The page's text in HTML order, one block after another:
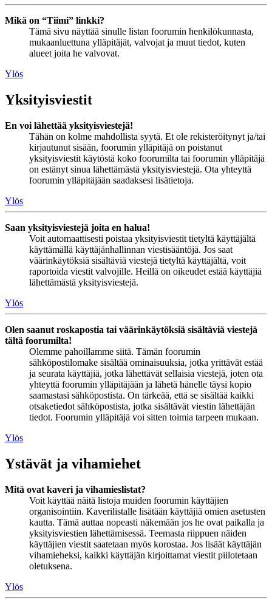
Mikä on “Tiimi” linkki?
Tämä sivu näyttää sinulle listan foorumin henkilökunnasta,
mukaanluettuna ylläpitäjät, valvojat ja muut tiedot, kuten
alueet joita he valvovat.
Ylös
Yksityisviestit
En voi lähettää yksityisviestejä!
Tähän on kolme mahdollista syytä. Et ole rekisteröitynyt ja/tai
kirjautunut sisään, foorumin ylläpitäjä on poistanut
yksityisviestit käytöstä koko foorumilta tai foorumin ylläpitäjä
on estänyt sinua lähettämästä yksityisviestejä. Ota yhteyttä
foorumin ylläpitäjään saadaksesi lisätietoja.
Ylös
Saan yksityisviestejä joita en halua!
Voit automaattisesti poistaa yksityisviestit tietyltä käyttäjältä
käyttämällä käyttäjänhallinnan viestisääntöjä. Jos saat
väärinkäytöksiä sisältäviä viestejä tietyltä käyttäjältä, voit
raportoida viestit valvojille. Heillä on oikeudet estää käyttäjiä
lähettämästä yksityisviestejä.
Ylös
Olen saanut roskapostia tai väärinkäytöksiä sisältäviä viestejä
tältä foorumilta!
Olemme pahoillamme siitä. Tämän foorumin
sähköpostilomake sisältää ominaisuuksia, jotka yrittävät estää
ja seurata käyttäjiä, jotka lähettävät sellaisia viestejä, joten ota
yhteyttä foorumin ylläpitäjään ja lähetä hänelle täysi kopio
saamastasi sähköpostista. On tärkeää, että se sisältää kaikki
otsaketiedot sähköpostista, jotka sisältävät viestin lähettäjän
tiedot. Foorumin ylläpitäjä voi sitten toimia tarpeen mukaan.
Ylös
Ystävät ja vihamiehet
Mitä ovat kaveri ja vihamieslistat?
Voit käyttää näitä listoja muiden foorumin käyttäjien
organisointiin. Kaverilistalle lisätään käyttäjiä omien asetusten
kautta. Tämä auttaa nopeasti näkemään jos he ovat paikalla ja
yksityisviestien lähettämisessä. Teemasta riippuen näiden
käyttäjien viestit saatetaan myös korostaa. Jos lisäät käyttäjän
vihamieheksi, kaikki käyttäjän kirjoittamat viestit piilotetaan
oletuksena.
Ylös